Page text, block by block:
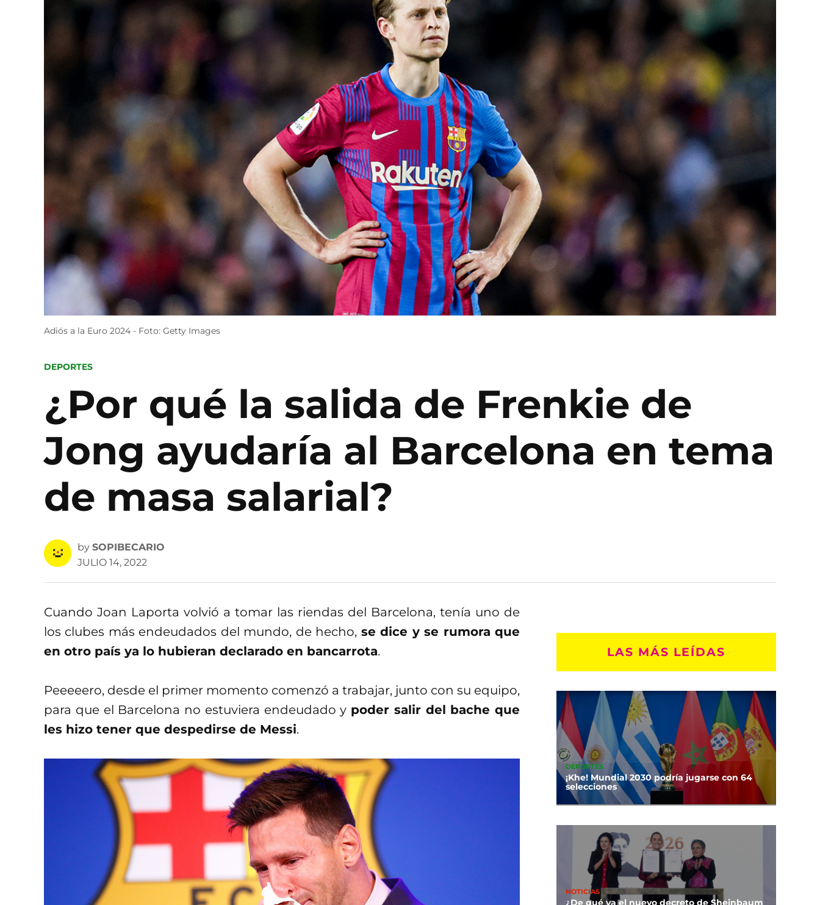
Adiós a la Euro 2024 - Foto: Getty Images
POSTED
DEPORTES
¿Por qué la salida de Frenkie de
Jong ayudaría al Barcelona en tema
de masa salarial?
by SOPIBECARIO
JULIO 14, 2022
Cuando Joan Laporta volvió a tomar las riendas del Barcelona, tenía uno de
los clubes más endeudados del mundo, de hecho, se dice y se rumora que
en otro país ya lo hubieran declarado en bancarrota.
Peeeeero, desde el primer momento comenzó a trabajar, junto con su equipo,
para que el Barcelona no estuviera endeudado y poder salir del bache que
les hizo tener que despedirse de Messi.
LAS MÁS LEÍDAS
DEPORTES
¡Khe! Mundial 2030 podría jugarse con 64
selecciones
NOTICIAS
¿De qué va el nuevo decreto de Sheinbaum